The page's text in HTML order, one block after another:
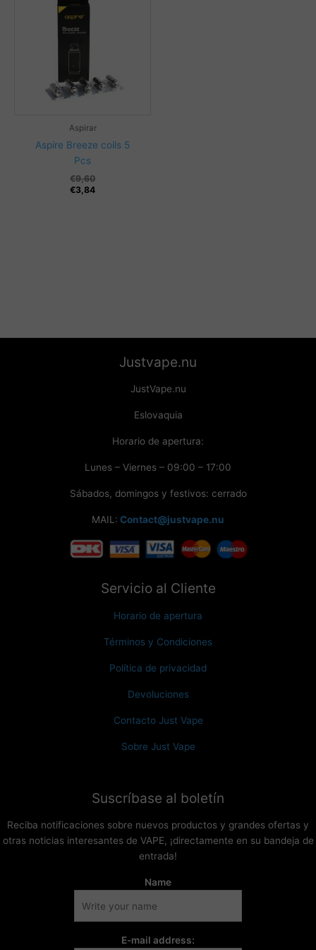
Aspirar
Aspire Breeze coils 5
Pcs
€9,60
€3,84
Justvape.nu
JustVape.nu
Eslovaquia
Horario de apertura:
Lunes – Viernes – 09:00 – 17:00
Sábados, domingos y festivos: cerrado
MAIL: Contact@justvape.nu
Servicio al Cliente
Horario de apertura
Términos y Condiciones
Política de privacidad
Devoluciones
Contacto Just Vape
Sobre Just Vape
Suscríbase al boletín
Reciba notificaciones sobre nuevos productos y grandes ofertas y
otras noticias interesantes de VAPE, ¡directamente en su bandeja de
entrada!
Name
E-mail address: